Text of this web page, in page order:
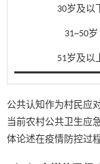
30岁及以
31~50岁
51岁及以
公共认知作为村民应
当前农村公共卫生应
体论述在疫情防控过